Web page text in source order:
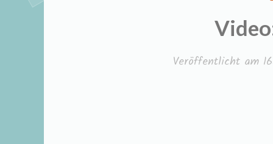
Veröffentlicht am